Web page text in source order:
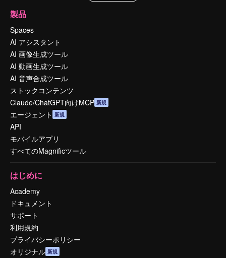
製品
Spaces
AI アシスタント
AI 画像生成ツール
AI 動画生成ツール
AI 音声合成ツール
ストックコンテンツ
Claude/ChatGPT向けMCP 新規
エージェント 新規
API
モバイルアプリ
すべてのMagnificツール
はじめに
Academy
ドキュメント
サポート
利用規約
プライバシーポリシー
オリジナル 新規